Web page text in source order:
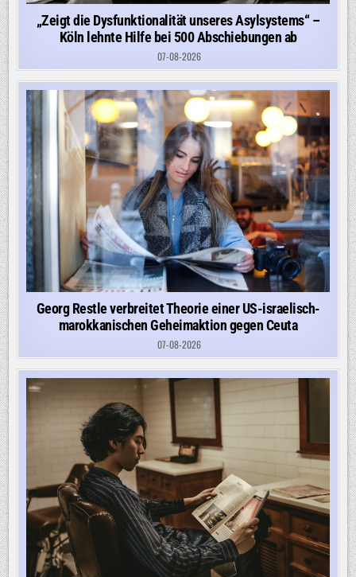
„Zeigt die Dysfunktionalität unseres Asylsystems“ –
Köln lehnte Hilfe bei 500 Abschiebungen ab
07-08-2026
Georg Restle verbreitet Theorie einer US-israelisch-
marokkanischen Geheimaktion gegen Ceuta
07-08-2026